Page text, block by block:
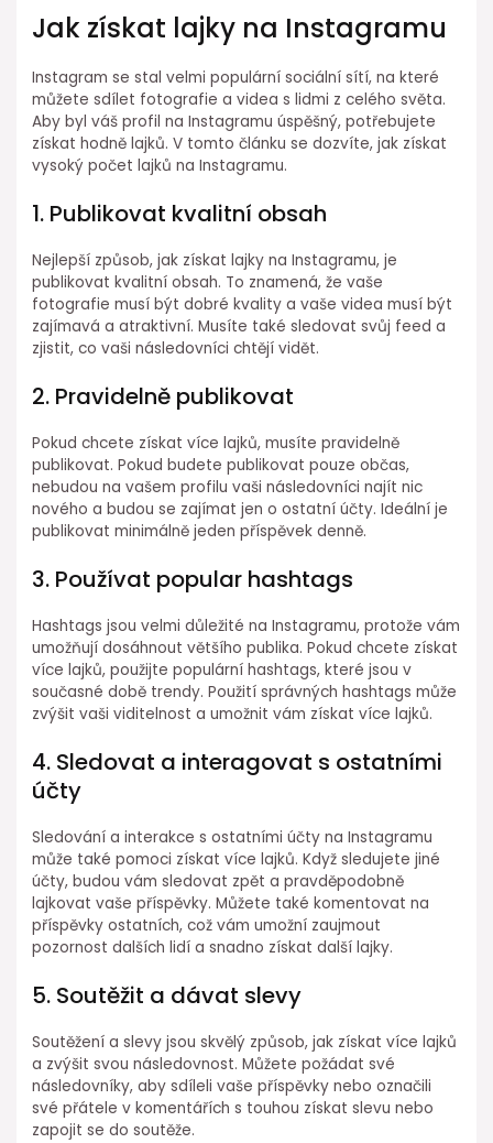
Jak získat lajky na Instagramu
Instagram se stal velmi populární sociální sítí, na které
můžete sdílet fotografie a videa s lidmi z celého světa.
Aby byl váš profil na Instagramu úspěšný, potřebujete
získat hodně lajků. V tomto článku se dozvíte, jak získat
vysoký počet lajků na Instagramu.
1. Publikovat kvalitní obsah
Nejlepší způsob, jak získat lajky na Instagramu, je
publikovat kvalitní obsah. To znamená, že vaše
fotografie musí být dobré kvality a vaše videa musí být
zajímavá a atraktivní. Musíte také sledovat svůj feed a
zjistit, co vaši následovníci chtějí vidět.
2. Pravidelně publikovat
Pokud chcete získat více lajků, musíte pravidelně
publikovat. Pokud budete publikovat pouze občas,
nebudou na vašem profilu vaši následovníci najít nic
nového a budou se zajímat jen o ostatní účty. Ideální je
publikovat minimálně jeden příspěvek denně.
3. Používat popular hashtags
Hashtags jsou velmi důležité na Instagramu, protože vám
umožňují dosáhnout většího publika. Pokud chcete získat
více lajků, použijte populární hashtags, které jsou v
současné době trendy. Použití správných hashtags může
zvýšit vaši viditelnost a umožnit vám získat více lajků.
4. Sledovat a interagovat s ostatními
účty
Sledování a interakce s ostatními účty na Instagramu
může také pomoci získat více lajků. Když sledujete jiné
účty, budou vám sledovat zpět a pravděpodobně
lajkovat vaše příspěvky. Můžete také komentovat na
příspěvky ostatních, což vám umožní zaujmout
pozornost dalších lidí a snadno získat další lajky.
5. Soutěžit a dávat slevy
Soutěžení a slevy jsou skvělý způsob, jak získat více lajků
a zvýšit svou následovnost. Můžete požádat své
následovníky, aby sdíleli vaše příspěvky nebo označili
své přátele v komentářích s touhou získat slevu nebo
zapojit se do soutěže.